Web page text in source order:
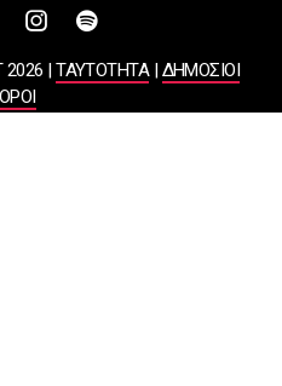
2026 |ΤΑΥΤΟΤΗΤΑ|ΔΗΜΟΣΙΟΙ